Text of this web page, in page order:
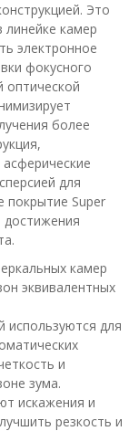
Это
камер
электронное
фокусного
оптической
более
для
покрытие Super
достижения
камер
эквивалентных
используются для
и
зума.
искажения и
резкость и